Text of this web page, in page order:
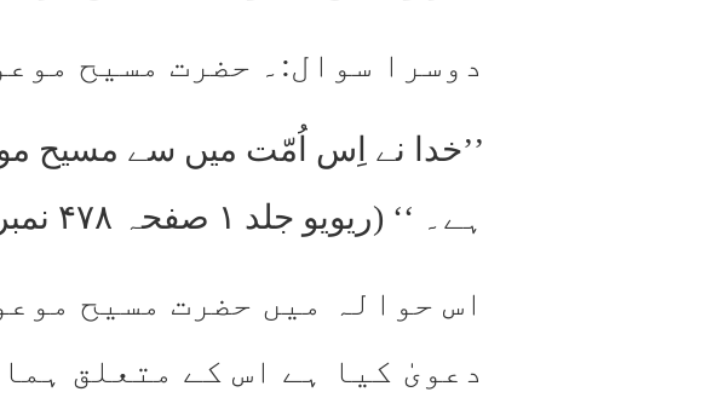
دوسرا سوال:۔ حضرت مسیح
’’خدا نے اِس اُمّت میں سے مسیح
ہے۔ ‘‘ (ریویو جلد ۱ صفحہ ۴۷۸ نمبر ۶ و حقیقۃ الوحی روحانی خزائن جلد ۲۲ صفحہ ۱۵۲)
اس حوالہ میں حضرت مسیح
دعویٰ کیا ہے اس کے متعلق